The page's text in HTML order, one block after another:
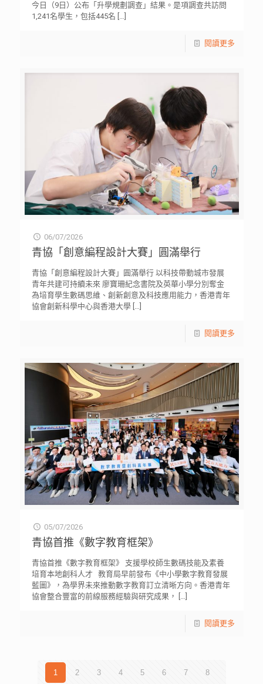
今日（9日）公布「升學規劃調查」結果。是項調查共訪問
1,241名學生，包括445名 […]
閱讀更多
06/07/2026
青協「創意編程設計大賽」圓滿舉行
青協「創意編程設計大賽」圓滿舉行 以科技帶動城市發展
青年共建可持續未來 廖寶珊紀念書院及英華小學分別奪金
為培育學生數碼思維、創新創意及科技應用能力，香港青年
協會創新科學中心與香港大學[…]
閱讀更多
05/07/2026
青協首推《數字教育框架》
青協首推《數字教育框架》 支援學校師生數碼技能及素養
培育本地創科人才 教育局早前發布《中小學數字教育發展
藍圖》，為學界未來推動數字教育訂立清晰方向。香港青年
協會整合豐富的前線服務經驗與研究成果，
[…]
閱讀更多
1 2 3 4 5 6 7 8